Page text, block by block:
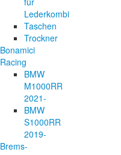
Lederkombi
Taschen
Trockner
Bonamici
Racing
BMW
M1000RR
2021-
BMW
S1000RR
2019-
Brems-